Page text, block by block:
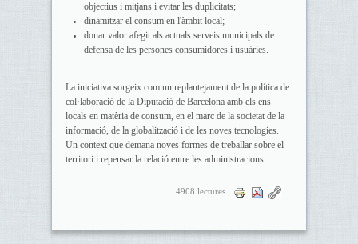
objectius i mitjans i evitar les duplicitats;
dinamitzar el consum en l'àmbit local;
donar valor afegit als actuals serveis municipals de
defensa de les persones consumidores i usuàries.
La iniciativa sorgeix com un replantejament de la política de
col·laboració de la Diputació de Barcelona amb els ens
locals en matèria de consum, en el marc de la societat de la
informació, de la globalització i de les noves tecnologies.
Un context que demana noves formes de treballar sobre el
territori i repensar la relació entre les administracions.
4908 lectures